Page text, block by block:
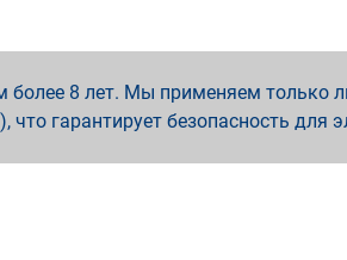
8 лет. Мы применяем только
что гарантирует безопасность для